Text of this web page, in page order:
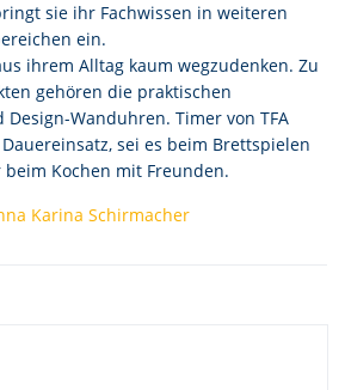
sie ihr Fachwissen in weiteren
ein.
ihrem Alltag kaum wegzudenken. Zu
gehören die praktischen
Wanduhren. Timer von TFA
sei es beim Brettspielen
Kochen mit Freunden.
Karina Schirmacher